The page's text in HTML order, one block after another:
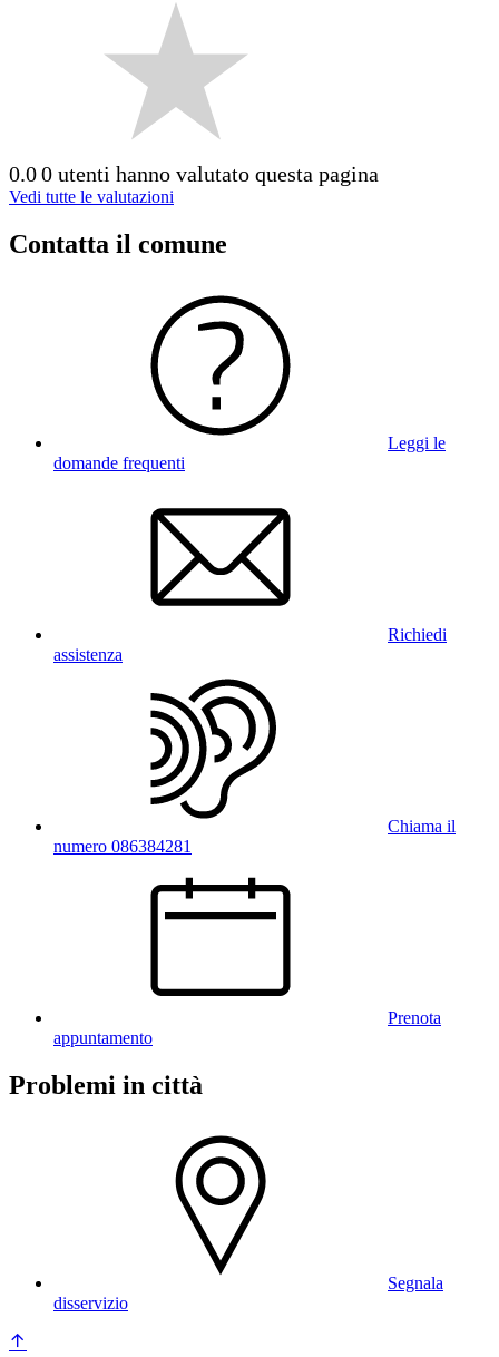
0.00 utenti hanno valutato questa pagina
Vedi tutte le valutazioni
Contatta il comune
Leggi le
domande frequenti
Richiedi
assistenza
Chiama il
numero 086384281
Prenota
appuntamento
Problemi in città
Segnala
disservizio